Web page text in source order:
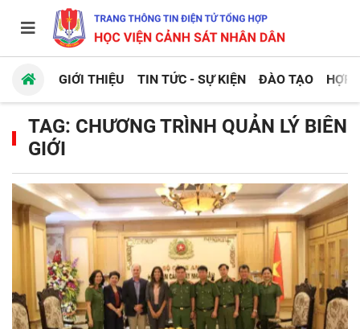
GIỚI THIỆU TIN TỨC - SỰ KIỆN ĐÀO TẠO HỢP
TAG: CHƯƠNG TRÌNH QUẢN LÝ BIÊN
GIỚI